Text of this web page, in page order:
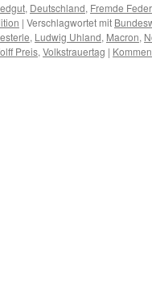
, Deutschland, Fremde
| Verschlagwortet mit
, Ludwig Uhland, Macron,
Preis,Volkstrauertag |